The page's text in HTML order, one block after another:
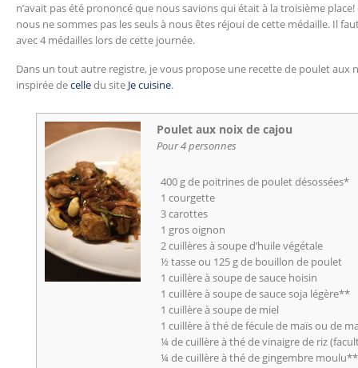
n’avait pas été prononcé que nous savions qui était à la troisième
nous ne sommes pas les seuls à nous êtes réjoui de cette médaille. Il
avec 4 médailles lors de cette journée.
Dans un tout autre registre, je vous propose une recette de poulet aux
inspirée decelledu site Je cuisine.
Poulet aux noix de cajou
Pour 4 personnes
400 g de poitrines de poulet désossées*
1 courgette
3 carottes
1 gros oignon
2 cuillères à soupe d’huile végétale
½ tasse ou 125 g de bouillon de poulet
1 cuillère à soupe de sauce hoisin
1 cuillère à soupe de sauce soja légère**
1 cuillère à soupe de miel
1 cuillère à thé de fécule de maïs ou de
¼ de cuillère à thé de vinaigre de riz
¼ de cuillère à thé de gingembre